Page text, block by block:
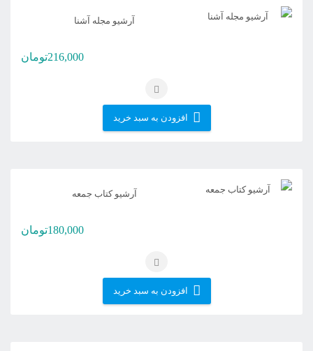
آرشیو مجله آشنا
216,000تومان
افزودن به سبد خرید
آرشیو کتاب جمعه
180,000تومان
افزودن به سبد خرید